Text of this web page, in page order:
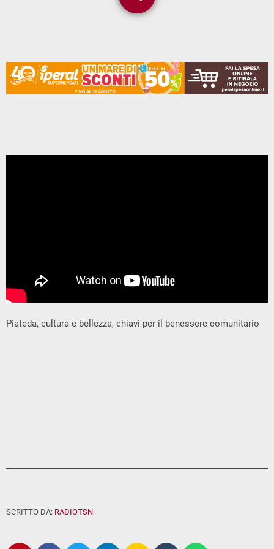
Piateda, cultura e bellezza, chiavi per il benessere comunitario
SCRITTO DA: RADIOTSN